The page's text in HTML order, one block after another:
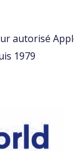
autorisé
1979